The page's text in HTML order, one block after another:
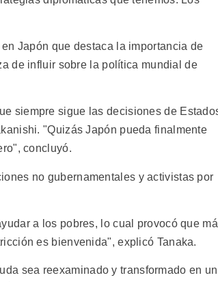
Japón que destaca la importancia de
de influir sobre la política mundial de
siempre sigue las decisiones de
"Quizás Japón pueda finalmente
concluyó.
no gubernamentales y activistas por
a los pobres, lo cual provocó que
es bienvenida", explicó Tanaka.
sea reexaminado y transformado en un